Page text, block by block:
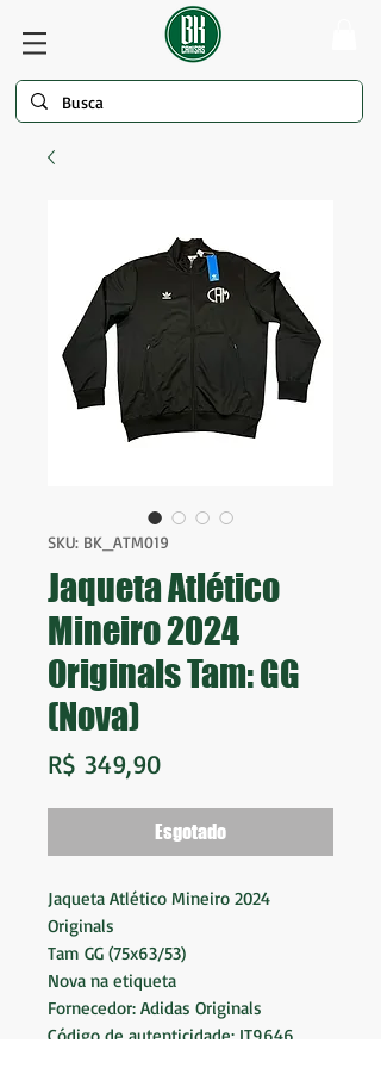
SKU: BK_ATM019
Jaqueta Atlético
Mineiro 2024
Originals Tam: GG
(Nova)
R$ 349,90Preço
Esgotado
Jaqueta Atlético Mineiro 2024
Originals
Tam GG (75x63/53)
Nova na etiqueta
Fornecedor: Adidas Originals
Código de autenticidade: IT9646